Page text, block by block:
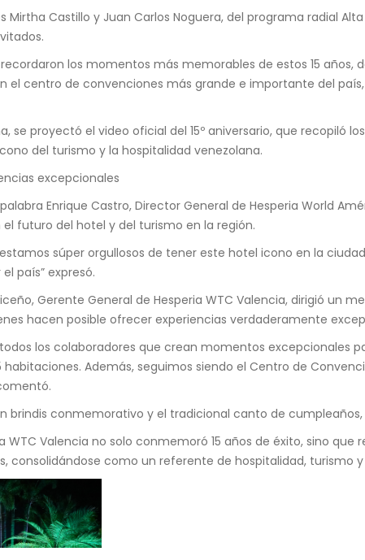
Mirtha Castillo y Juan Carlos Noguera, del programa radial
los momentos más memorables de estos 15 años,
el centro de convenciones más grande e importante del
se proyectó el video oficial del 15º aniversario, que recopiló
del turismo y la hospitalidad venezolana.
excepcionales
Enrique Castro, Director General de Hesperia World
futuro del hotel y del turismo en la región.
súper orgullosos de tener este hotel icono en la
país” expresó.
Gerente General de Hesperia WTC Valencia, dirigió un
hacen posible ofrecer experiencias verdaderamente
los colaboradores que crean momentos excepcionales
Además, seguimos siendo el Centro de
brindis conmemorativo y el tradicional canto de
WTC Valencia no solo conmemoró 15 años de éxito, sino
consolidándose como un referente de hospitalidad, turismo